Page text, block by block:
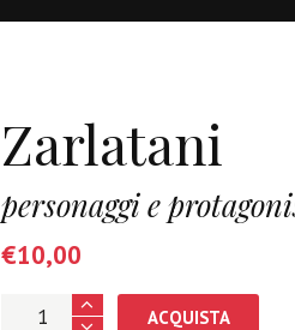
Zarlatani
personaggi e
€10,00
ACQUISTA